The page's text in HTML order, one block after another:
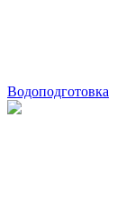
Водоподготовка